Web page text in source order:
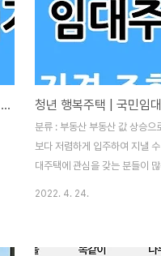
땅 시세 조회 방법 - 토지 개별공시지가만 알아도 싸게 삽니다
분류 : 부동산 부동산 값 상승으
보다 저렴하게 입주하여 지낼
대주택에 관심을 갖는 분들이
2022. 4. 24.